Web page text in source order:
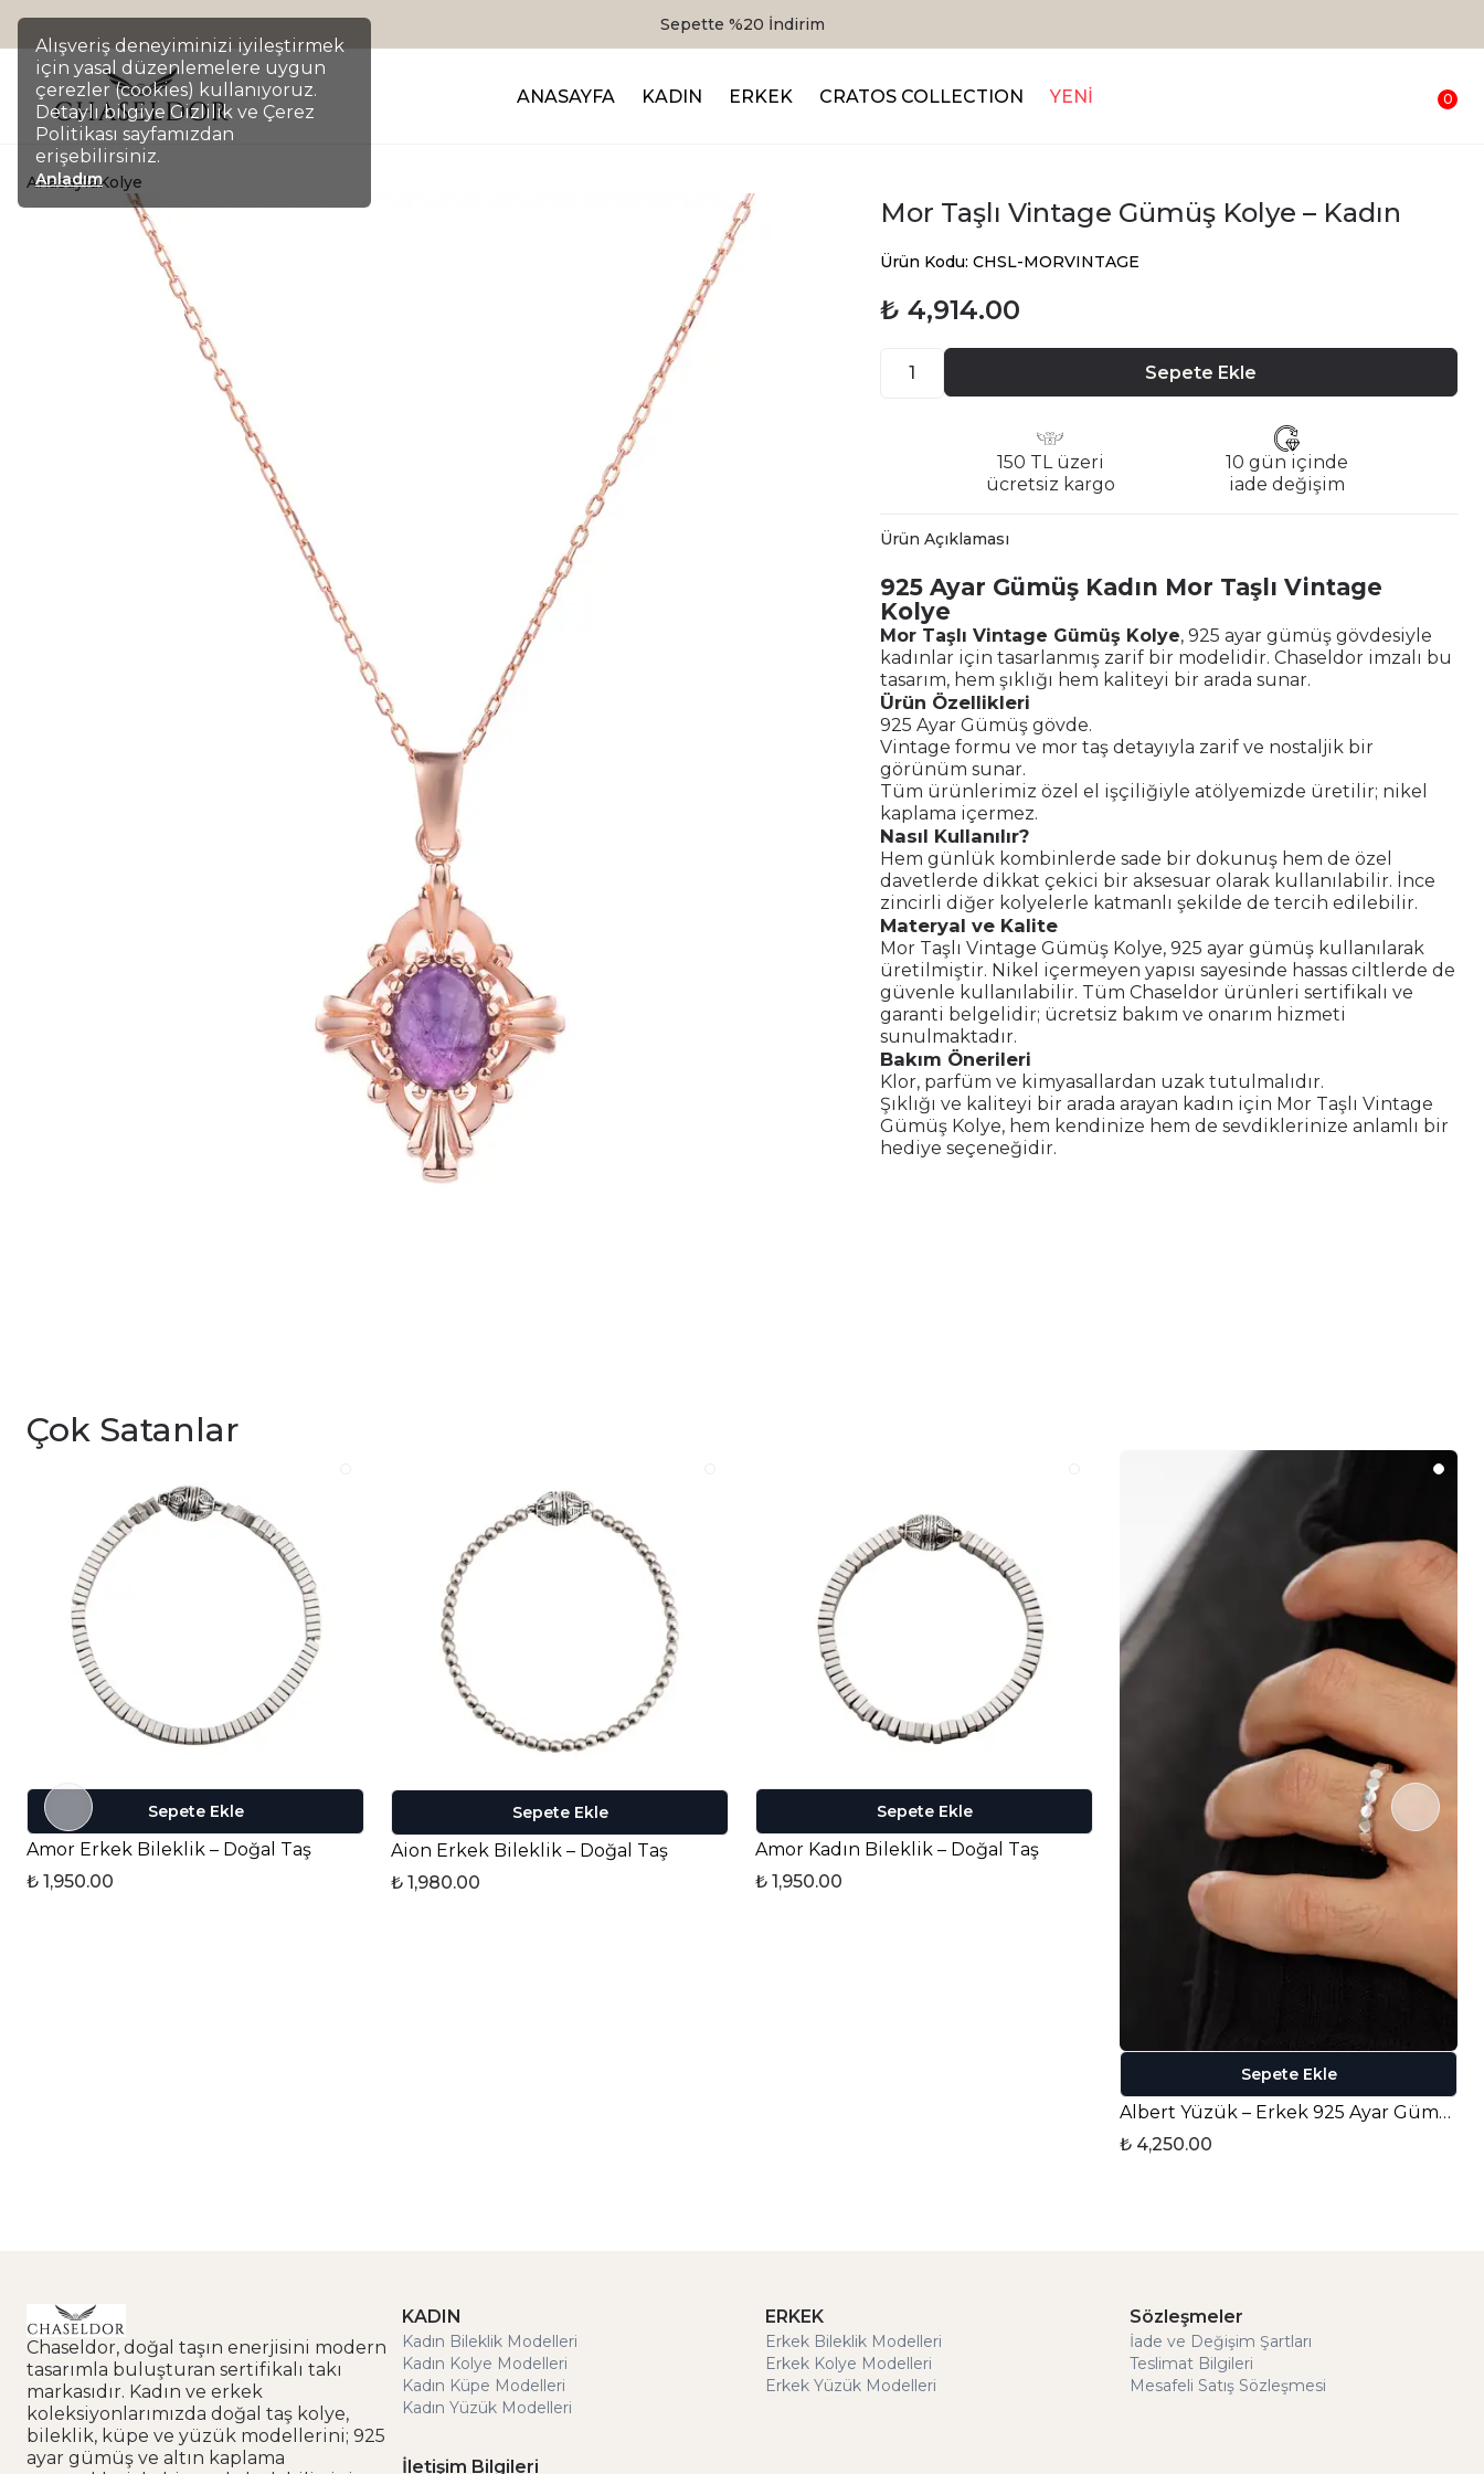
Alışveriş deneyiminizi iyileştirmek
için yasal düzenlemelere uygun
çerezler (cookies) kullanıyoruz.
Detaylı bilgiye Gizlilik ve Çerez
Politikası sayfamızdan
erişebilirsiniz.
Anladım
Sepette %20 İndirim
ANASAYFA KADIN ERKEK CRATOS COLLECTION YENİ 0
AnasayfaKolye
Mor Taşlı Vintage Gümüş Kolye – Kadın
Ürün Kodu: CHSL-MORVINTAGE
₺ 4,914.00
Sepete Ekle
150 TL üzeri
ücretsiz kargo
10 gün içinde
iade değişim
Ürün Açıklaması
925 Ayar Gümüş Kadın Mor Taşlı Vintage
Kolye
Mor Taşlı Vintage Gümüş Kolye, 925 ayar gümüş gövdesiyle
kadınlar için tasarlanmış zarif bir modelidir. Chaseldor imzalı bu
tasarım, hem şıklığı hem kaliteyi bir arada sunar.
Ürün Özellikleri
925 Ayar Gümüş gövde.
Vintage formu ve mor taş detayıyla zarif ve nostaljik bir
görünüm sunar.
Tüm ürünlerimiz özel el işçiliğiyle atölyemizde üretilir; nikel
kaplama içermez.
Nasıl Kullanılır?
Hem günlük kombinlerde sade bir dokunuş hem de özel
davetlerde dikkat çekici bir aksesuar olarak kullanılabilir. İnce
zincirli diğer kolyelerle katmanlı şekilde de tercih edilebilir.
Materyal ve Kalite
Mor Taşlı Vintage Gümüş Kolye, 925 ayar gümüş kullanılarak
üretilmiştir. Nikel içermeyen yapısı sayesinde hassas ciltlerde de
güvenle kullanılabilir. Tüm Chaseldor ürünleri sertifikalı ve
garanti belgelidir; ücretsiz bakım ve onarım hizmeti
sunulmaktadır.
Bakım Önerileri
Klor, parfüm ve kimyasallardan uzak tutulmalıdır.
Şıklığı ve kaliteyi bir arada arayan kadın için Mor Taşlı Vintage
Gümüş Kolye, hem kendinize hem de sevdiklerinize anlamlı bir
hediye seçeneğidir.
Çok Satanlar
Sepete Ekle
Amor Erkek Bileklik – Doğal Taş
₺ 1,950.00
Sepete Ekle
Aion Erkek Bileklik – Doğal Taş
₺ 1,980.00
Sepete Ekle
Amor Kadın Bileklik – Doğal Taş
₺ 1,950.00
Sepete Ekle
Albert Yüzük – Erkek 925 Ayar Gümüş
₺ 4,250.00
Chaseldor, doğal taşın enerjisini modern
tasarımla buluşturan sertifikalı takı
markasıdır. Kadın ve erkek
koleksiyonlarımızda doğal taş kolye,
bileklik, küpe ve yüzük modellerini; 925
ayar gümüş ve altın kaplama
KADIN
Kadın Bileklik Modelleri
Kadın Kolye Modelleri
Kadın Küpe Modelleri
Kadın Yüzük Modelleri
ERKEK
Erkek Bileklik Modelleri
Erkek Kolye Modelleri
Erkek Yüzük Modelleri
Sözleşmeler
İade ve Değişim Şartları
Teslimat Bilgileri
Mesafeli Satış Sözleşmesi
İletişim Bilgileri